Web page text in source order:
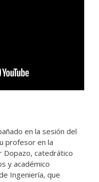
en la sesión del
profesor en la
Dopazo, catedrático
y académico
Ingeniería, que